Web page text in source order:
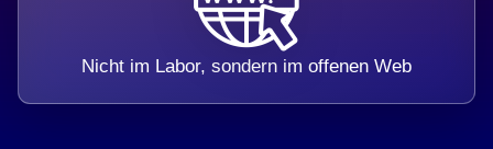
Nicht im Labor, sondern im offenen Web